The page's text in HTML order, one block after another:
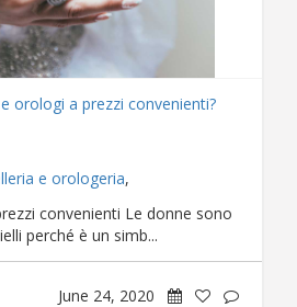
orologi a prezzi convenienti?
e orologeria,
convenienti Le donne sono
perché è un simb...
June 24, 2020